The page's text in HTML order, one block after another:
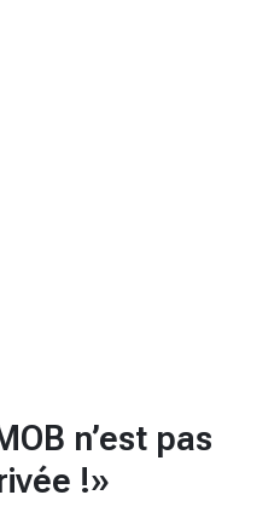
n’est pas
!»